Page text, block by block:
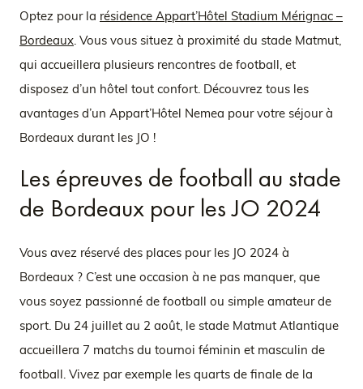
Optez pour la résidence Appart’Hôtel Stadium Mérignac –
Bordeaux. Vous vous situez à proximité du stade Matmut,
qui accueillera plusieurs rencontres de football, et
disposez d’un hôtel tout confort. Découvrez tous les
avantages d’un Appart’Hôtel Nemea pour votre séjour à
Bordeaux durant les JO !
Les épreuves de football au stade
de Bordeaux pour les JO 2024
Vous avez réservé des places pour les JO 2024 à
Bordeaux ? C’est une occasion à ne pas manquer, que
vous soyez passionné de football ou simple amateur de
sport. Du 24 juillet au 2 août, le stade Matmut Atlantique
accueillera 7 matchs du tournoi féminin et masculin de
football. Vivez par exemple les quarts de finale de la